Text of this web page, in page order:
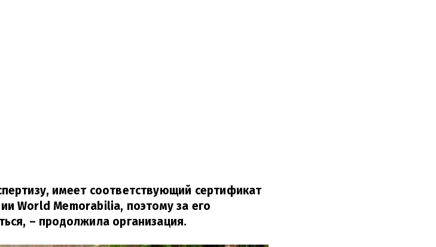
имеет соответствующий сертификат
World Memorabilia, поэтому за его
– продолжила организация.